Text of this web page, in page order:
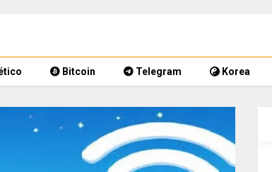
Bitcoin Telegram Korea